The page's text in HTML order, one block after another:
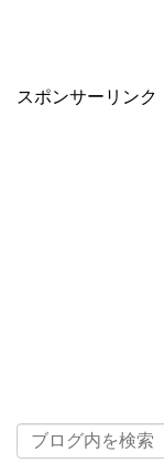
スポンサーリンク